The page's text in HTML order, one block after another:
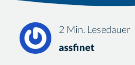
2 Min. Lesedauer
assfinet